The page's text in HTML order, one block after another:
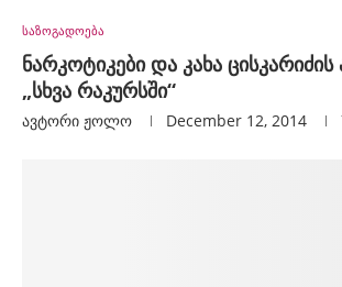
საზოგადოება
ნარკოტიკები და კახა
„სხვა რაკურსში“
ავტორი Ჟოლო December 12, 2014